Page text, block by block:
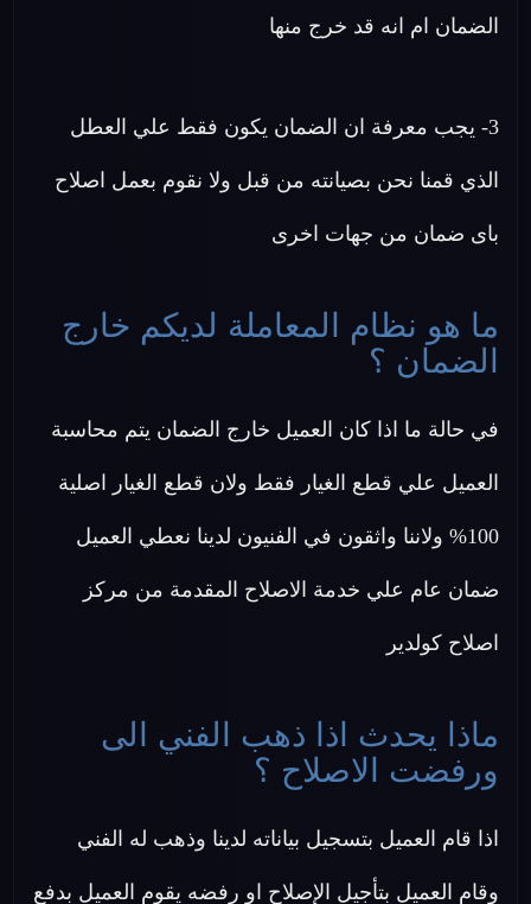
الضمان ام انه قد خرج منها
3- يجب معرفة ان الضمان يكون فقط علي العطل
الذي قمنا نحن بصيانته من قبل ولا نقوم بعمل اصلاح
باى ضمان من جهات اخرى
ما هو نظام المعاملة لديكم خارج
الضمان ؟
في حالة ما اذا كان العميل خارج الضمان يتم محاسبة
العميل علي قطع الغيار فقط ولان قطع الغيار اصلية
100% ولاننا واثقون في الفنيون لدينا نعطي العميل
ضمان عام علي خدمة الاصلاح المقدمة من مركز
اصلاح كولدير
ماذا يحدث اذا ذهب الفني الى
ورفضت الاصلاح ؟
اذا قام العميل بتسجيل بياناته لدينا وذهب له الفني
وقام العميل بتأجيل الإصلاح او رفضه يقوم العميل بدفع